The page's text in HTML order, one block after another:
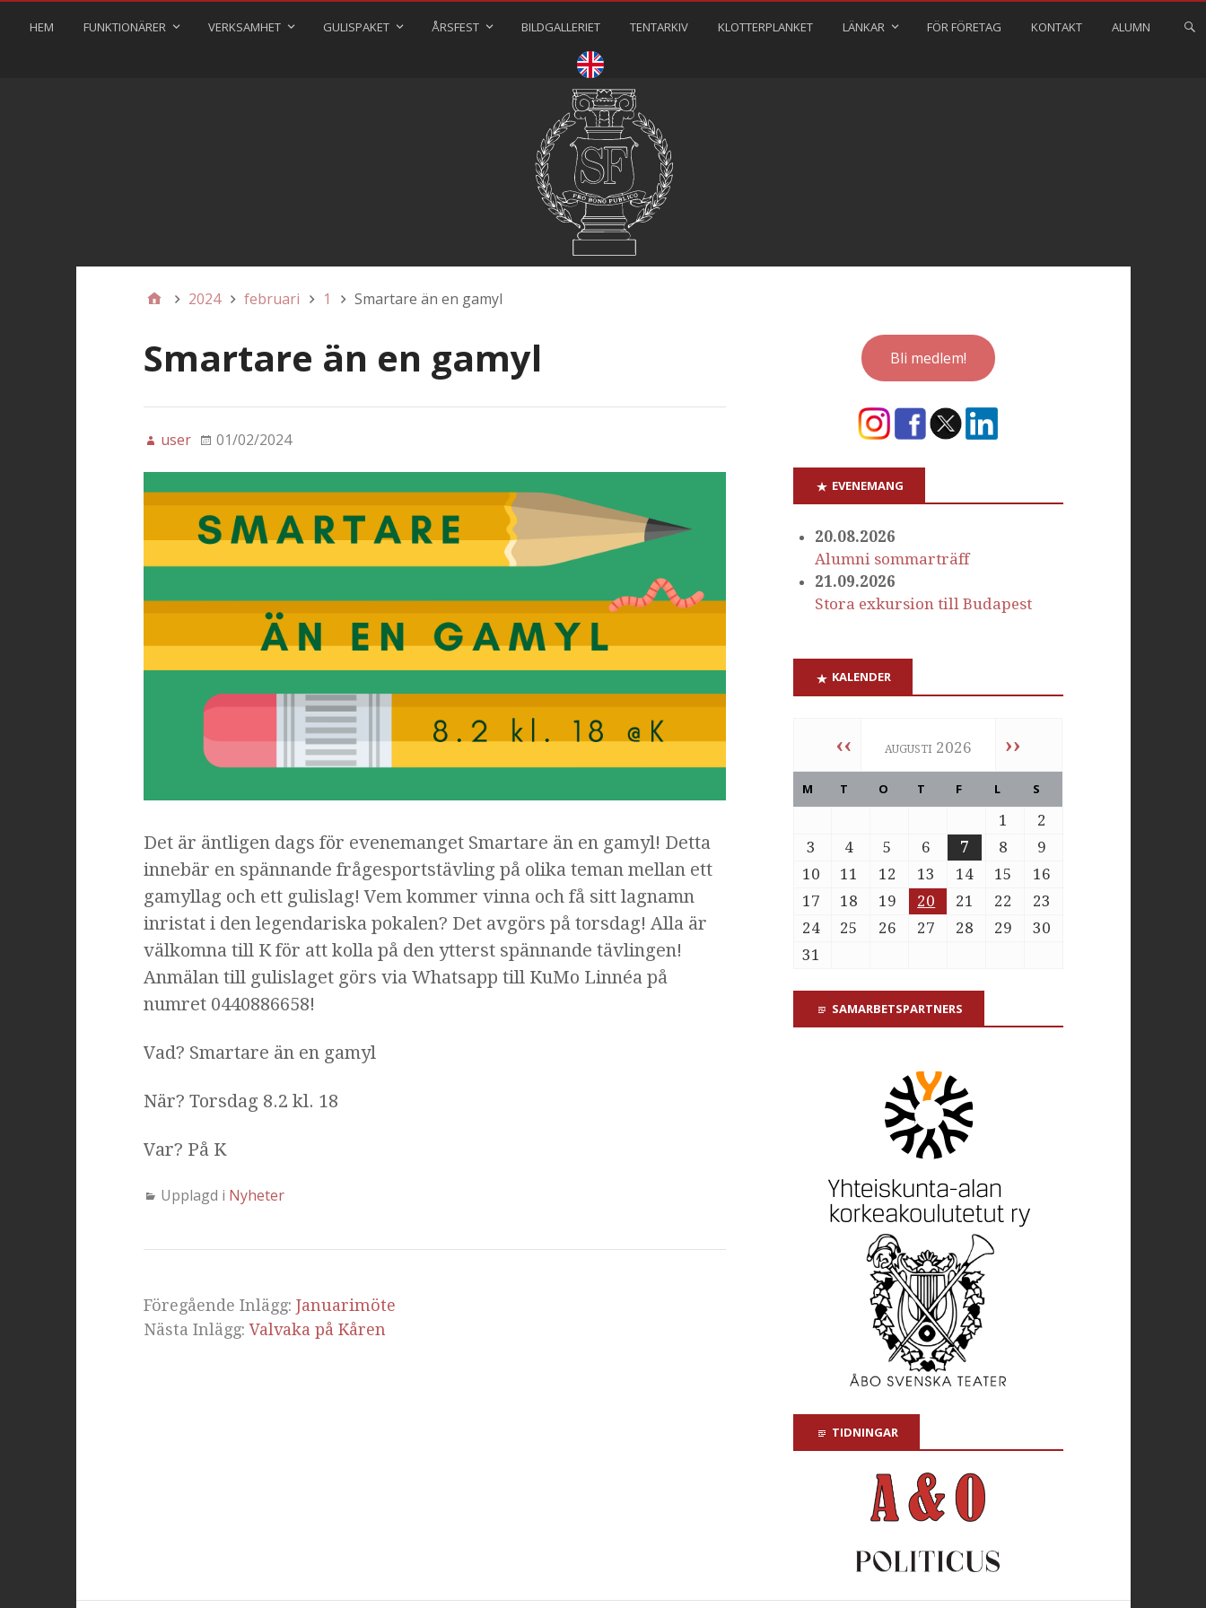
HEM FUNKTIONÄRER VERKSAMHET GULISPAKET ÅRSFEST BILDGALLERIET TENTARKIV KLOTTERPLANKET LÄNKAR FÖR FÖRETAG KONTAKT ALUMN
⠀⠀⠀
2024 februari 1 Smartare än en gamyl
Smartare än en gamyl
user 01/02/2024
Det är äntligen dags för evenemanget Smartare än en gamyl! Detta
innebär en spännande frågesportstävling på olika teman mellan ett
gamyllag och ett gulislag! Vem kommer vinna och få sitt lagnamn
inristat i den legendariska pokalen? Det avgörs på torsdag! Alla är
välkomna till K för att kolla på den ytterst spännande tävlingen!
Anmälan till gulislaget görs via Whatsapp till KuMo Linnéa på
numret 0440886658!
Vad? Smartare än en gamyl
När? Torsdag 8.2 kl. 18
Var? På K
Upplagd i Nyheter
Föregående Inlägg: Januarimöte
Nästa Inlägg:Valvaka på Kåren
Bli medlem!
EVENEMANG
20.08.2026
Alumni sommarträff
21.09.2026
Stora exkursion till Budapest
KALENDER
‹‹ augusti 2026 ››
M T O T F L S
1
2
3
4 5 6 7 8
9
10
11 12 13 14 15
16
17
18 19 20 21 22
23
24
25 26 27 28 29
30
31
SAMARBETSPARTNERS
TIDNINGAR